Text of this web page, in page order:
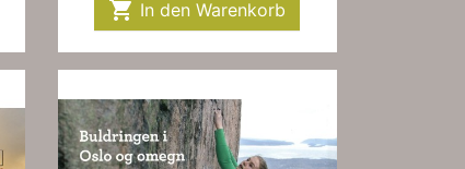
 In den Warenkorb